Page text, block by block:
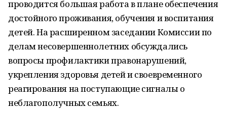
проводится большая работа в плане обеспечения
достойного проживания, обучения и воспитания
детей. На расширенном заседании Комиссии по
делам несовершеннолетних обсуждались
вопросы профилактики правонарушений,
укрепления здоровья детей и своевременного
реагирования на поступающие сигналы о
неблагополучных семьях.